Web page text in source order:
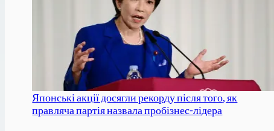
Японські акції досягли рекорду після того, як
правляча партія назвала пробізнес-лідера